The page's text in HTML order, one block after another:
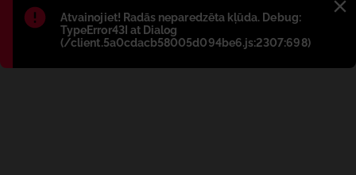
Błąd:
Atvainojiet! Radās neparedzēta kļūda. Debug:
TypeError43I at Dialog
(/client.5a0cdacb58005d094be6.js:2307:698)